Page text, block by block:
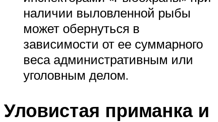
наличии выловленной рыбы
может обернуться в
зависимости от ее суммарного
веса административным или
уголовным делом.
Уловистая приманка и